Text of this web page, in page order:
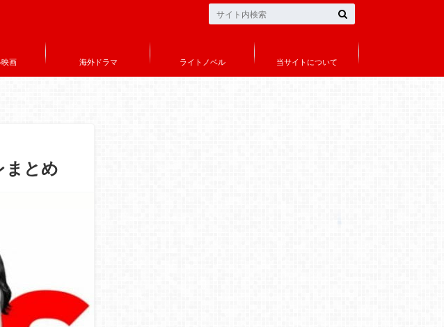
画 海外ドラマ ライトノベル 当サイトについて
まとめ